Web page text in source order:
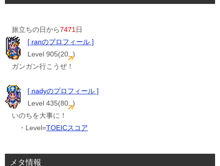
旅立ちの日から7471日
[ ranのプロフィール ]
Level 905(20 )
ガンガン行こうぜ！
[ nadyのプロフィール ]
Level 435(80 )
いのちを大事に！
・Level=TOEICスコア
メタ情報